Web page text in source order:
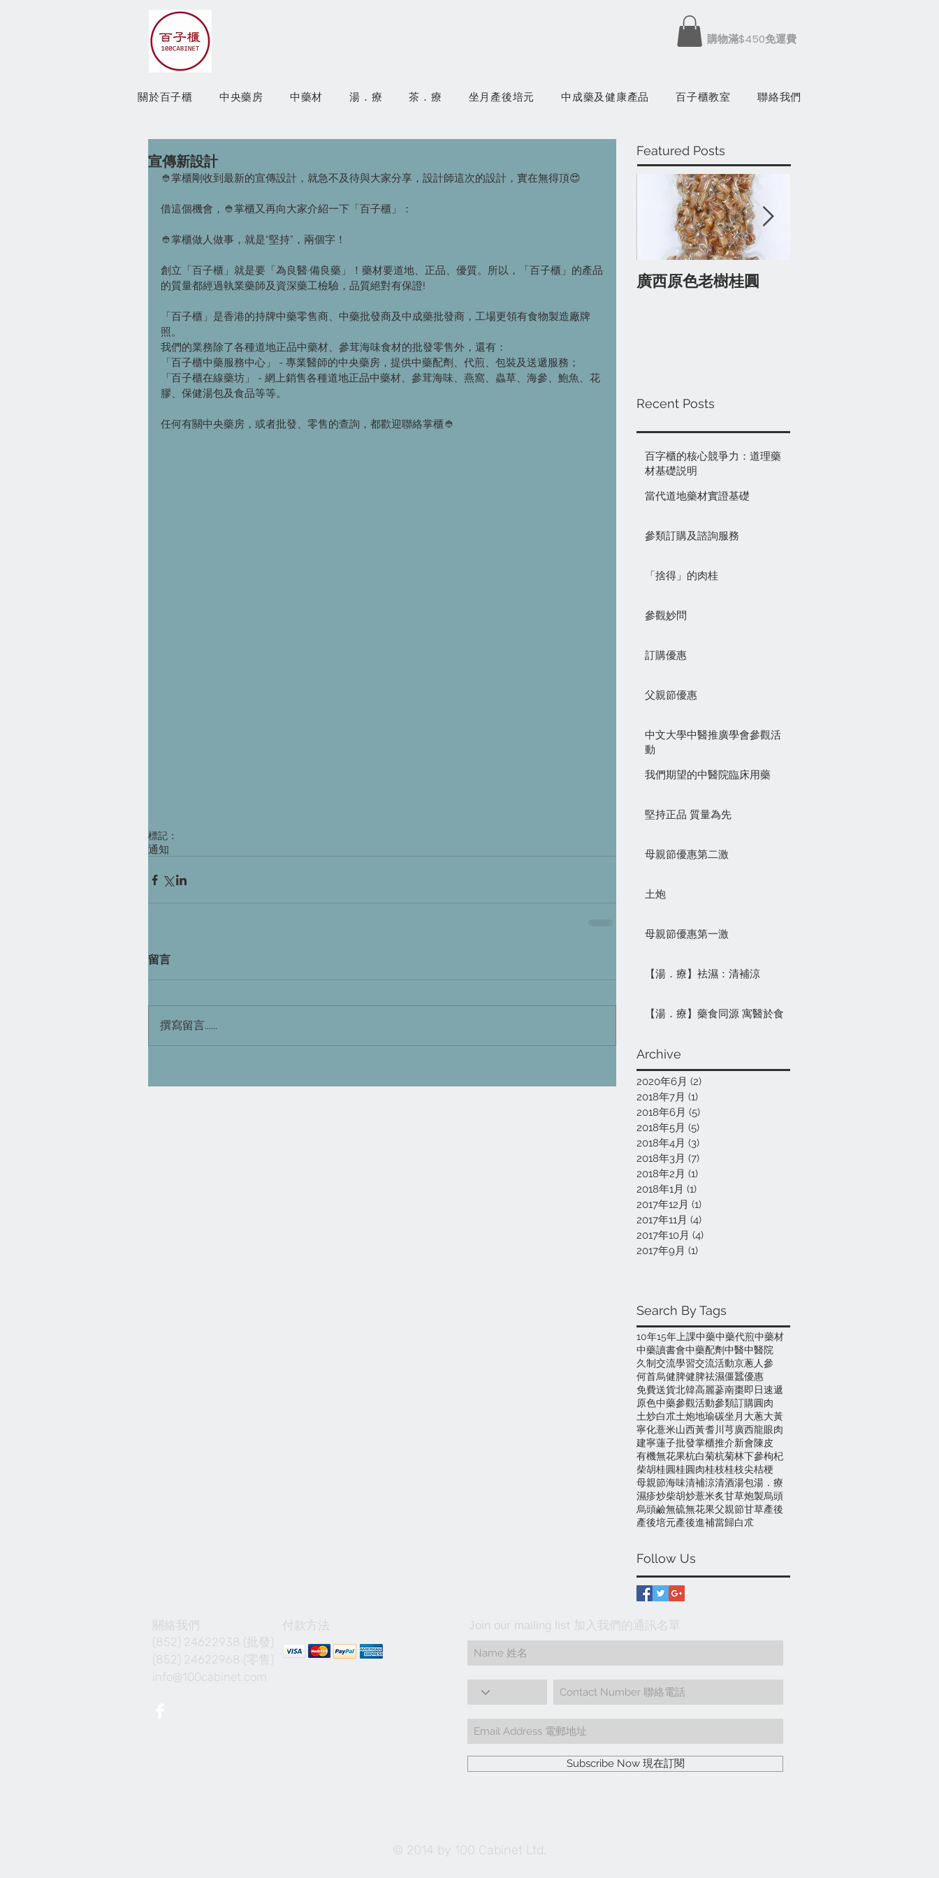
​購物滿$450免運費
關於百子櫃 中央藥房 中藥材 湯．療 茶．療 坐月產後培元 中成藥及健康產品 百子櫃教室 聯絡我們
宣傳新設計
👲掌櫃剛收到最新的宣傳設計，就急不及待與大家分享，設計師這次的設計，實在無得頂😍
借這個機會，👲掌櫃又再向大家介紹一下「百子櫃」：
👲掌櫃做人做事，就是“堅持”，兩個字！
創立「百子櫃」就是要「為良醫·備良藥」！藥材要道地、正品、優質。所以，「百子櫃」的產品
的質量都經過執業藥師及資深藥工檢驗，品質絕對有保證!
「百子櫃」是香港的持牌中藥零售商、中藥批發商及中成藥批發商，工場更領有食物製造廠牌
照。
我們的業務除了各種道地正品中藥材、參茸海味食材的批發零售外，還有：
「百子櫃中藥服務中心」 - 專業醫師的中央藥房，提供中藥配劑、代煎、包裝及送遞服務；
「百子櫃在線藥坊」 - 網上銷售各種道地正品中藥材、參茸海味、燕窩、蟲草、海參、鮑魚、花
膠、保健湯包及食品等等。
任何有關中央藥房，或者批發、零售的查詢，都歡迎聯絡掌櫃👲
標記：
通知
留言
撰寫留言......
Featured Posts
廣西原色老樹桂圓
Recent Posts
百字櫃的核心競爭力：道理藥
材基礎説明
當代道地藥材實證基礎
參類訂購及諮詢服務
「捨得」的肉桂
參觀妙問
訂購優惠
父親節優惠
中文大學中醫推廣學會參觀活
動
我們期望的中醫院臨床用藥
堅持正品 質量為先
母親節優惠第二激
土炮
母親節優惠第一激
【湯．療】袪濕：清補涼
【湯．療】藥食同源 寓醫於食
Archive
2020年6月 (2)
2018年7月 (1)
2018年6月 (5)
2018年5月 (5)
2018年4月 (3)
2018年3月 (7)
2018年2月 (1)
2018年1月 (1)
2017年12月 (1)
2017年11月 (4)
2017年10月 (4)
2017年9月 (1)
Search By Tags
10年15年 上課中藥中藥代煎中藥材
中藥讀書會中藥配劑中醫中醫院
久制交流學習交流活動京蔥人參
何首烏健脾健脾祛濕僵蠶優惠
免費送貨北韓高麗蔘南棗即日速遞
原色中藥參觀活動參類訂購圓肉
土炒白朮土炮地瑜碳坐月 大蔥大黃
寧化薏米山西黃耆川芎廣西龍眼肉
建寧蓮子批發掌櫃推介新會陳皮
有機無花果杭白菊杭菊林下參枸杞
柴胡桂圓桂圓肉桂枝桂枝尖桔梗
母親節海味清補涼清酒湯包湯．療
濕疹炒柴胡炒薏米炙甘草炮製烏頭
烏頭鹼無硫無花果父親節甘草產後
產後培元產後進補當歸白朮
Follow Us
關絡我們
(852) 24622938 (批發)
(852) 24622968 (零售)
info@100cabinet.com
付款方法 Join our mailing list 加入我們的通訊名單
Subscribe Now 現在訂閱
© 2014 by 100 Cabinet Ltd.